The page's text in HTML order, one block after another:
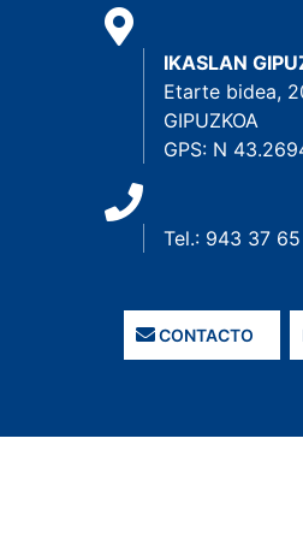
IKASLAN
Etarte bidea,
GIPUZKOA
GPS: N
Tel.: 943 37
CONTACTO